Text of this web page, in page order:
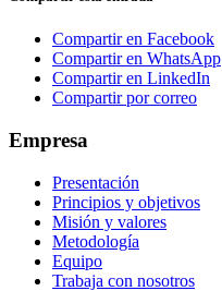
Compartir en Facebook
Compartir en WhatsApp
Compartir en LinkedIn
Compartir por correo
Empresa
Presentación
Principios y objetivos
Misión y valores
Metodología
Equipo
Trabaja con nosotros